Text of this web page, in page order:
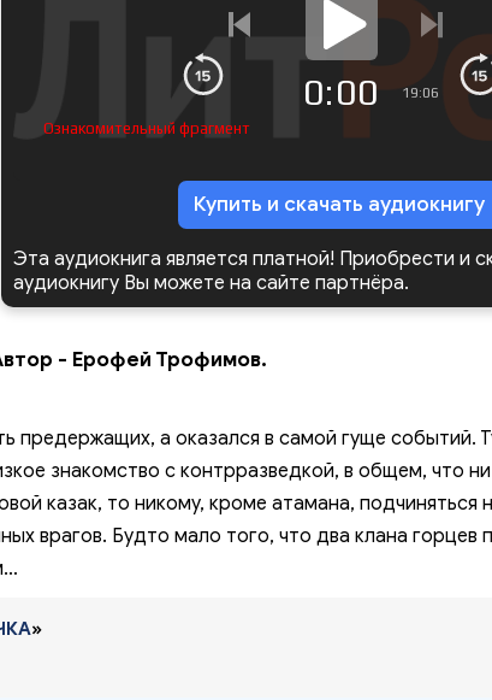
0:00 19:06
Ознакомительный фрагмент
Купить и скачать аудиокнигу
Эта аудиокнига является платной! Приобрести и
аудиокнигу Вы можете на сайте партнёра.
- Ерофей Трофимов.
предержащих, а оказался в самой гуще событий.
знакомство с контрразведкой, в общем, что
казак, то никому, кроме атамана, подчиняться
врагов. Будто мало того, что два клана горцев
»